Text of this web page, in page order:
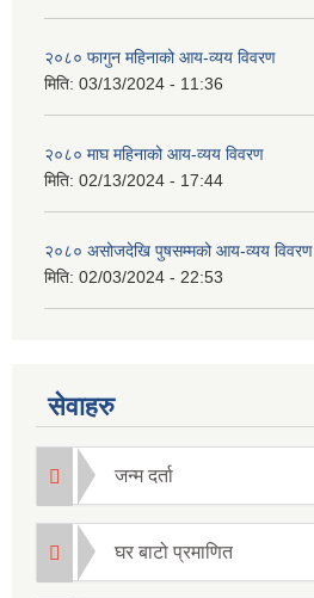
२०८० फागुन महिनाको आय-व्यय विवरण
मिति: 03/13/2024 - 11:36
२०८० माघ महिनाको आय-व्यय विवरण
मिति: 02/13/2024 - 17:44
२०८० असोजदेखि पुषसम्मको आय-व्यय विवरण
मिति: 02/03/2024 - 22:53
सेवाहरु
जन्म दर्ता
घर बाटो प्रमाणित